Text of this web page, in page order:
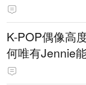
K-POP偶像高
何唯有Jennie